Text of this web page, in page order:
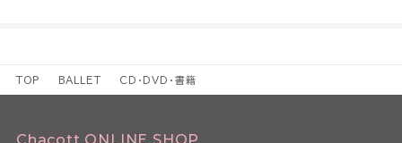
TOP BALLET CD・DVD・書籍